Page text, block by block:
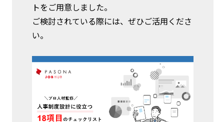
トをご用意しました。
ご検討されている際には、ぜひご活用くださ
い。